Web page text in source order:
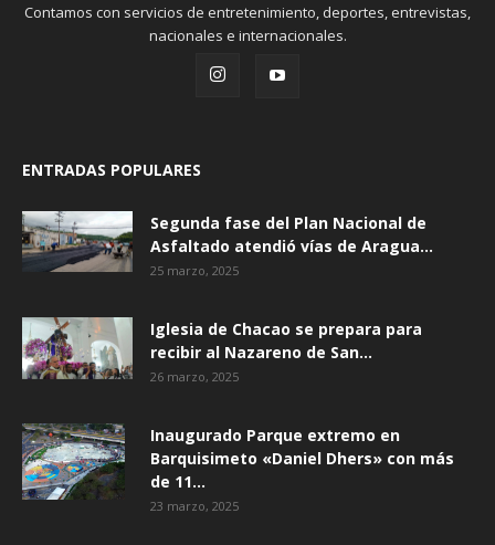
Contamos con servicios de entretenimiento, deportes, entrevistas,
nacionales e internacionales.
ENTRADAS POPULARES
Segunda fase del Plan Nacional de
Asfaltado atendió vías de Aragua...
25 marzo, 2025
Iglesia de Chacao se prepara para
recibir al Nazareno de San...
26 marzo, 2025
Inaugurado Parque extremo en
Barquisimeto «Daniel Dhers» con más
de 11...
23 marzo, 2025